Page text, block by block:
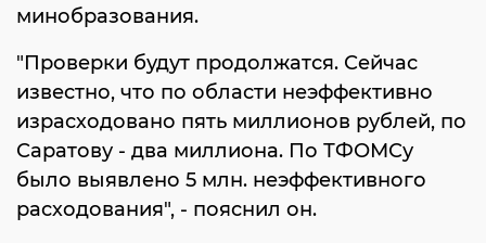
минобразования.
"Проверки будут продолжатся. Сейчас
известно, что по области неэффективно
израсходовано пять миллионов рублей, по
Саратову - два миллиона. По ТФОМСу
было выявлено 5 млн. неэффективного
расходования", - пояснил он.